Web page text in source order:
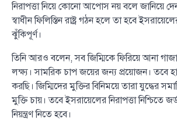
নিরাপত্তা নিয়ে কোনো আপোস নয় বলে জানিয়ে
স্বাধীন ফিলিস্তিন রাষ্ট্র গঠন হলে তা হবে
ঝুঁকিপূর্ণ।
তিনি আরও বলেন, সব জিম্মিকে ফিরিয়ে আনা
লক্ষ্য। সামরিক চাপ জয়ের জন্য প্রয়োজন। তবে
করছি। জিম্মিদের মুক্তির বিনিময়ে তারা যুদ্ধের
মুক্তি চায়। তবে ইসরায়েলের নিরাপত্তা নিশ্চিতে
নিয়ন্ত্রণ নিতে হবে।